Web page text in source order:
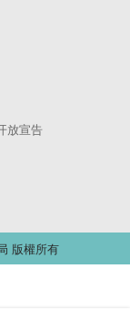
放宣告
版權所有